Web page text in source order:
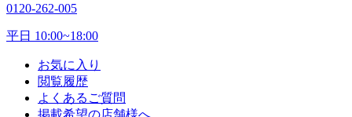
0120-262-005
平日 10:00~18:00
お気に入り
閲覧履歴
よくあるご質問
掲載希望の店舗様へ